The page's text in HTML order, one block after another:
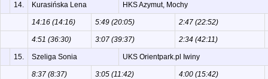
14. Kurasińska Lena HKS Azymut, Mochy
14:16 (14:16) 5:49 (20:05) 2:47 (22:52)
4:51 (36:30) 3:07 (39:37) 2:34 (42:11)
15. Szeliga Sonia UKS Orientpark.pl Iwiny
8:37 (8:37) 3:05 (11:42) 4:00 (15:42)